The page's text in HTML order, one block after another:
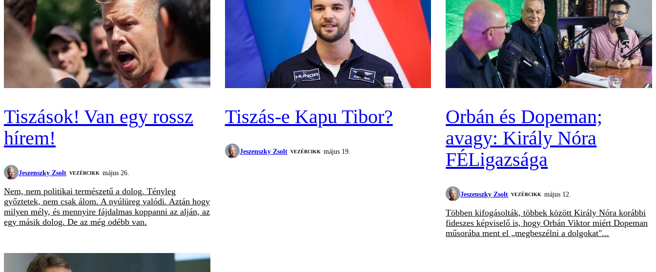
Tiszások! Van egy rossz
hírem!
Jeszenszky Zsolt VEZÉRCIKK május 26.
Nem, nem politikai természetű a dolog. Tényleg
győztetek, nem csak álom. A nyúlüreg valódi. Aztán hogy
milyen mély, és mennyire fájdalmas koppanni az alján, az
egy másik dolog. De az még odébb van.
Tiszás-e Kapu Tibor?
Jeszenszky Zsolt VEZÉRCIKK május 19.
Orbán és Dopeman;
avagy: Király Nóra
FÉLigazsága
Jeszenszky Zsolt VEZÉRCIKK május 12.
Többen kifogásolták, többek között Király Nóra korábbi
fideszes képviselő is, hogy Orbán Viktor miért Dopeman
műsorába ment el „megbeszélni a dolgokat"...